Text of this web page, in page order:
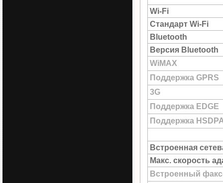
Wi-Fi
Стандарт Wi-Fi
Bluetooth
Версия Bluetooth
WiMAX
Поддержка GPRS
3G
Поддержка EDGE
Поддержка
Встроенная
Макс. скорость
Встроенный